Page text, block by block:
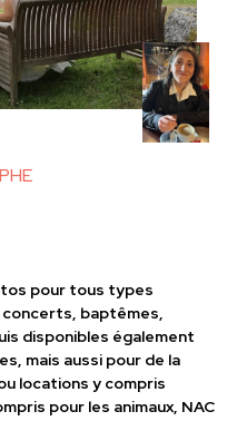
pour tous types
concerts, baptêmes,
disponibles également
mais aussi pour de la
locations y compris
pour les animaux, NAC